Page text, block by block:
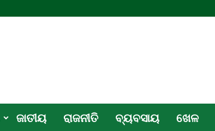
ଜାତୀୟ ରାଜନୀତି ବ୍ୟବସାୟ ଖେଳ